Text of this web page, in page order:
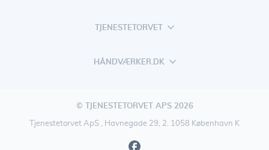
TJENESTETORVET
HÅNDVÆRKER.DK
© TJENESTETORVET APS 2026
Tjenestetorvet ApS , Havnegade 29, 2. 1058 København K